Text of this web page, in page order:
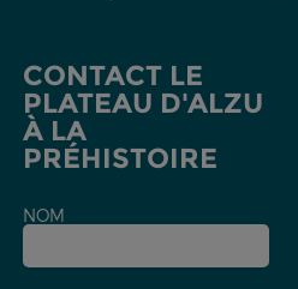
CONTACT LE
PLATEAU D'ALZU
À LA
PRÉHISTOIRE
NOM